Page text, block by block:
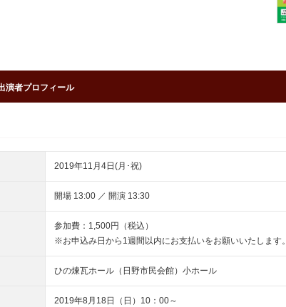
演者プロフィール
2019年11月4日(月･祝)
開場 13:00 ／ 開演 13:30
参加費：1,500円（税込）
※お申込み日から1週間以内にお支払いをお願いいたします。
ひの煉瓦ホール（日野市民会館）小ホール
2019年8月18日（日）10：00～